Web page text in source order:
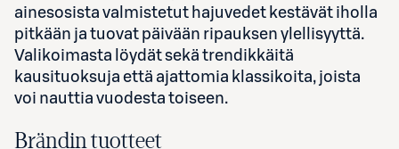
ainesosista valmistetut hajuvedet kestävät iholla
pitkään ja tuovat päivään ripauksen ylellisyyttä.
Valikoimasta löydät sekä trendikkäitä
kausituoksuja että ajattomia klassikoita, joista
voi nauttia vuodesta toiseen.
Brändin tuotteet